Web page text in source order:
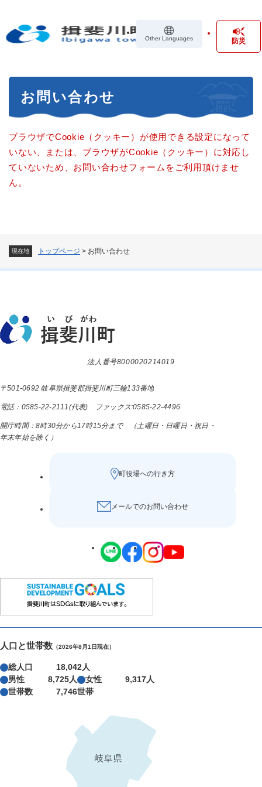
の
Other Languages 防災
現在地 トップページ > お問い合わせ
お問い合わせ
ブラウザでCookie（クッキー）が使用できる設定になって
いない、または、ブラウザがCookie（クッキー）に対応し
ていないため、お問い合わせフォームをご利用頂けませ
ん。
法人番号8000020214019
〒501-0692 岐阜県揖斐郡揖斐川町三輪133番地
電話：0585-22-2111(代表) ファックス:0585-22-4496
開庁時間：8時30分から17時15分まで （土曜日・日曜日・祝日・
年末年始を除く）
町役場への行き方
メールでのお問い合わせ
人口と世帯数 （2026年8月1日現在）
総人口
18,042人
男性
8,725人 女性
9,317人
世帯数
7,746世帯